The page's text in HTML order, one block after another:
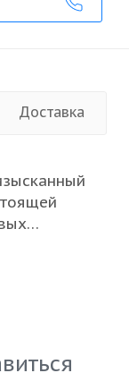
Доставка
или как